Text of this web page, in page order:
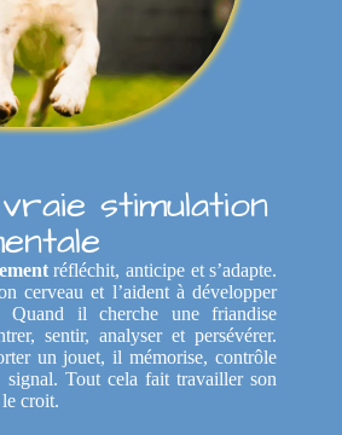
stimulation
réfléchit, anticipe et s’adapte.
cerveau et l’aident à développer
Quand il cherche une friandise
sentir, analyser et persévérer.
un jouet, il mémorise, contrôle
signal. Tout cela fait travailler son
croit.